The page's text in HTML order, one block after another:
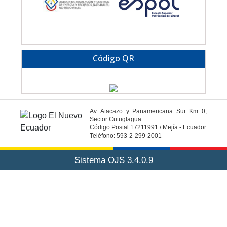
Código QR
Av. Atacazo y Panamericana Sur Km 0,
Sector Cutuglagua
Código Postal 17211991 / Mejía - Ecuador
Teléfono: 593-2-299-2001
Sistema OJS 3.4.0.9